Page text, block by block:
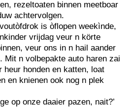
rezeltoaten binnen meetboar
achtervolgen.
is òflopen weekìnde,
vrijdag veur n körte
veur ons in n hail aander
Mit n volbepakte auto haren zai
heur honden en katten, loat
en knienen ook nog n plek
op onze daaier pazen, nait?’